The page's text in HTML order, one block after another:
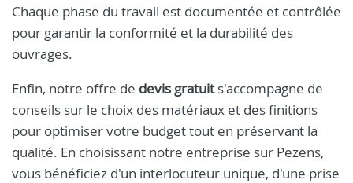
Chaque phase du travail est documentée et contrôlée
pour garantir la conformité et la durabilité des
ouvrages.
Enfin, notre offre de devis gratuits'accompagne de
conseils sur le choix des matériaux et des finitions
pour optimiser votre budget tout en préservant la
qualité. En choisissant notre entreprise sur Pezens,
vous bénéficiez d'un interlocuteur unique, d'une prise